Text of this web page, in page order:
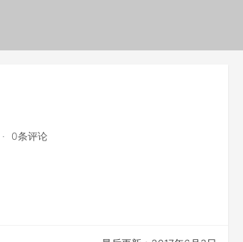
0条评论